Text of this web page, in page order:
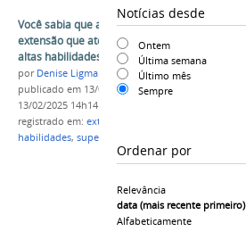
Notícias desde
Ontem
Última semana
Último mês
Sempre
Ordenar por
Relevância
data (mais recente primeiro)
Alfabeticamente
Você sabia que a Unespar tem um projeto de
extensão que atende alunos com indicativos de
altas habilidades e/ou superdotação?
por Denise Ligmanovski
publicado em 13/02/2025 —última modificação
13/02/2025 14h14
registrado em: extensão
habilidades, superdotação